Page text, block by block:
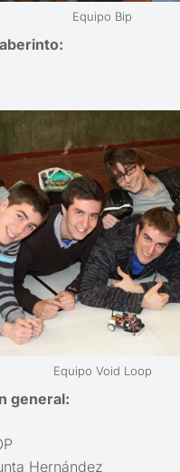
Equipo Bip
Equipo Void Loop
general:
Hernández